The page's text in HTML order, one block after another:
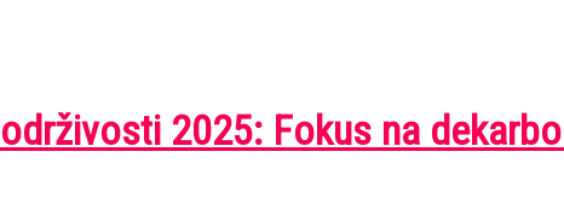
2025: Fokus na